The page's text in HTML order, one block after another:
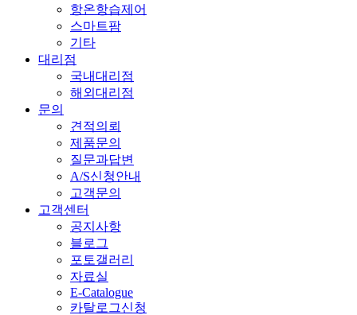
항온항습제어
스마트팜
기타
대리점
국내대리점
해외대리점
문의
견적의뢰
제품문의
질문과답변
A/S신청안내
고객문의
고객센터
공지사항
블로그
포토갤러리
자료실
E-Catalogue
카탈로그신청